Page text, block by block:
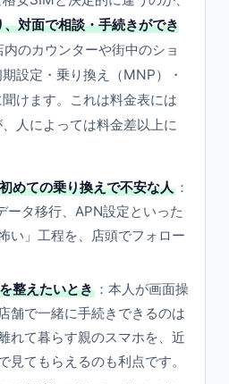
対面で相談・手続きができ
のカウンターや街中のショ
設定・乗り換え（MNP）・
けます。これは料金表には
人によっては料金差以上に
めての乗り換えで不安な人 ：
ータ移行、APN設定といった
い」工程を、店頭でフォロー
整えたいとき ：本人が画面操
舗で一緒に手続きできるのは
れて暮らす親のスマホを、近
見てもらえるのも利点です。